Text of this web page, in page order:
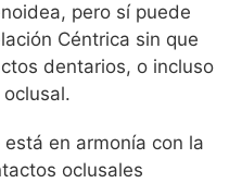
pero sí puede
Céntrica sin que
dentarios, o incluso
en armonía con la
oclusales